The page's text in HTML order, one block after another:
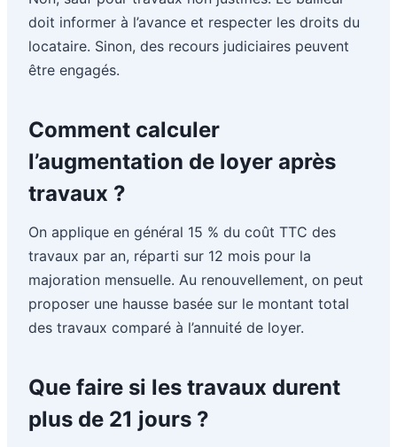
doit informer à l’avance et respecter les droits du
locataire. Sinon, des recours judiciaires peuvent
être engagés.
Comment calculer
l’augmentation de loyer après
travaux ?
On applique en général 15 % du coût TTC des
travaux par an, réparti sur 12 mois pour la
majoration mensuelle. Au renouvellement, on peut
proposer une hausse basée sur le montant total
des travaux comparé à l’annuité de loyer.
Que faire si les travaux durent
plus de 21 jours ?